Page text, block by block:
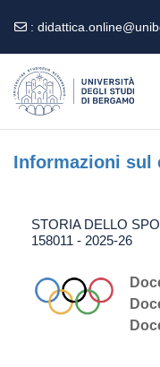
:
Informazioni sul
STORIA DELLO
158011 - 2025-26